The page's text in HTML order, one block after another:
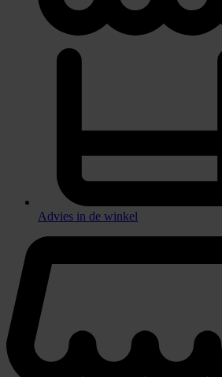
Advies in de winkel